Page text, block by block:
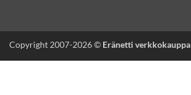
Copyright 2007-2026 © Eränetti verkkokauppa